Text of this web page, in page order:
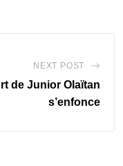
NEXT POST
de Junior Olaïtan
s’enfonce